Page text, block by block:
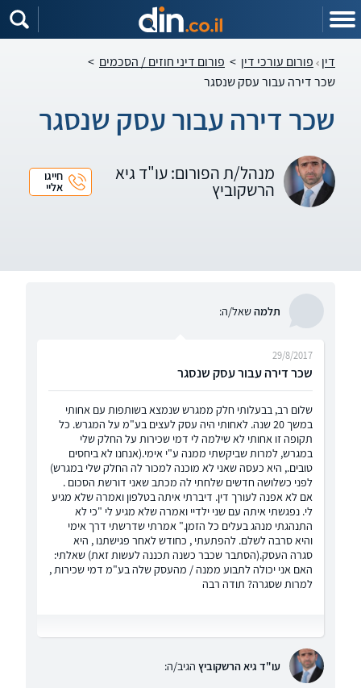
דין פורום עורכי דין > פורום דיני חוזים / הסכמים >
שכר דירה עבור עסק שנסגר
שכר דירה עבור עסק שנסגר
מנהל/ת הפורום: עו"ד גיא
הרשקוביץ
חייגו
אליי
תלמהשאל/ה:
שכר דירה עבור עסק שנסגר
29/8/2017
שלום רב, בבעלותי חלק ממגרש שנמצא בשותפות עם אחותי
במשך 20 שנה. לאחותי היה עסק לעצים בע"מ על המגרש. כל
תקופה זו אחותי לא שילמה לי דמי שכירות על החלק שלי
במגרש, למרות שביקשתי ממנה ע"י אימי.(אנחנו לא ביחסים
טובים., היא כעסה שאני לא מוכנה למכור לה החלק שלי במגרש)
לפני כשלושה חדשים שלחתי לה מכתב שאני דורשת הסכום .
אם לא אפנה לעורך דין. דיברתי איתה בטלפון ואמרה שלא מגיע
לי. נפגשתי איתה עם שני ילדיי ואמרה שלא מגיע לי "כי לא
התנהגתי מנהג בעלים כל הזמן." אמרתי שדרשתי דרך אימי
והיא סרבה לשלם. להפתעתי , כחודש לאחר פגישתנו , היא
סגרה העסק.(הסתבר שכבר כשנה תכננה לעשות זאת) שאלתי:
האם אני יכולה לתבוע ממנה / מהעסק שלה בע"מ דמי שכירות ,
למרות שסגרה? תודה רבה
עו"ד גיא הרשקוביץ הגיב/ה: